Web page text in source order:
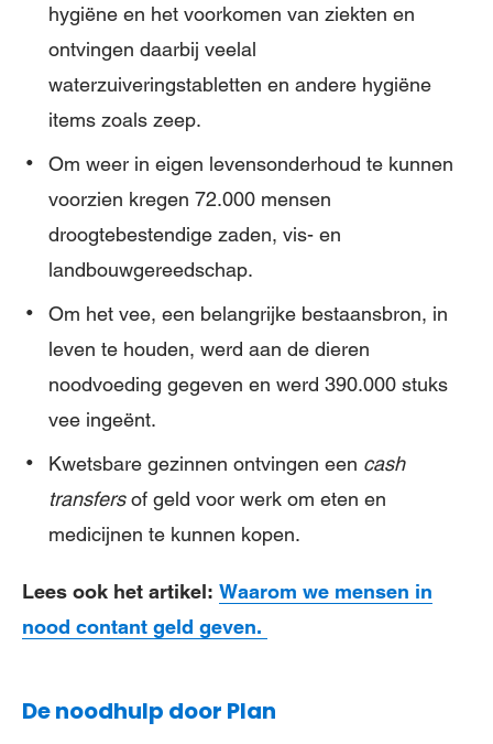
hygiëne en het voorkomen van ziekten en
ontvingen daarbij veelal
waterzuiveringstabletten en andere hygiëne
items zoals zeep.
Om weer in eigen levensonderhoud te kunnen
voorzien kregen 72.000 mensen
droogtebestendige zaden, vis- en
landbouwgereedschap.
Om het vee, een belangrijke bestaansbron, in
leven te houden, werd aan de dieren
noodvoeding gegeven en werd 390.000 stuks
vee ingeënt.
Kwetsbare gezinnen ontvingen een cash
transfersof geld voor werk om eten en
medicijnen te kunnen kopen.
Lees ook het artikel: Waarom we mensen in
nood contant geld geven.
De noodhulp door Plan